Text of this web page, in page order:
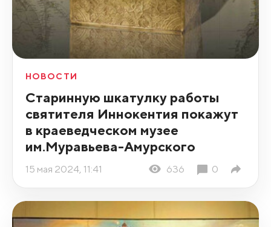
НОВОСТИ
Старинную шкатулку работы
святителя Иннокентия покажут
в краеведческом музее
им.Муравьева-Амурского
15 мая 2024, 11:41 636 0